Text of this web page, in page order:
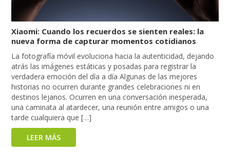
Xiaomi: Cuando los recuerdos se sienten reales: la
nueva forma de capturar momentos cotidianos
La fotografía móvil evoluciona hacia la autenticidad, dejando
atrás las imágenes estáticas y posadas para registrar la
verdadera emoción del día a día Algunas de las mejores
historias no ocurren durante grandes celebraciones ni en
destinos lejanos. Ocurren en una conversación inesperada,
una caminata al atardecer, una reunión entre amigos o una
tarde cualquiera que […]
LEER MÁS